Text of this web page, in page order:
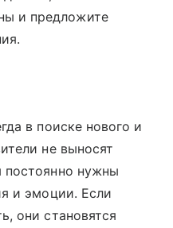
и предложите
в поиске нового и
не выносят
нужны
и эмоции. Если
они становятся